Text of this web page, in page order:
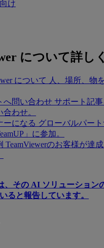
け
について詳しく
について 人、場所、物
へ問い合わせ サポート記
わせ。
ーになる グローバルパー
」に参加。
TeamViewerのお客様が達
、その AI ソリューション
ると報告しています。